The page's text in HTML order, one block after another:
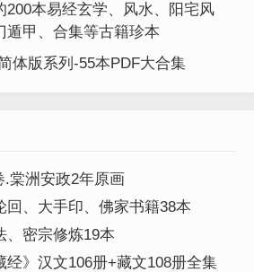
200本易经玄学、风水、阳宅风
遁甲、合集等古籍珍本
体版系列-55本PDF大合集
棠洲安政2年原画
回、大手印、佛家书籍38本
、密宗修炼19本
经》汉文106册+藏文108册全集